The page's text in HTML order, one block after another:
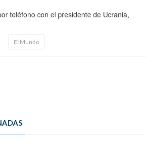
teléfono con el presidente de Ucrania,
El Mundo